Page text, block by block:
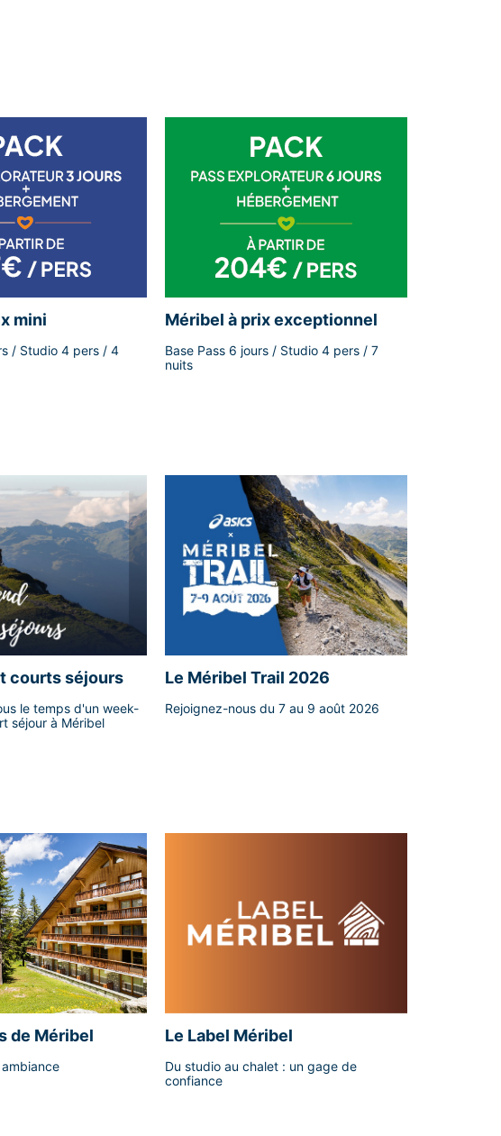
mini
/ Studio 4 pers / 4
Méribel à prix exceptionnel
Base Pass 6 jours / Studio 4 pers / 7
nuits
courts séjours
le temps d'un week-
séjour à Méribel
Le Méribel Trail 2026
Rejoignez-nous du 7 au 9 août 2026
de Méribel Le Label Méribel
Du studio au chalet : un gage de
confiance